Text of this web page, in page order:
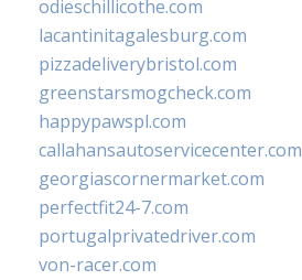
odieschillicothe.com
lacantinitagalesburg.com
pizzadeliverybristol.com
greenstarsmogcheck.com
happypawspl.com
callahansautoservicecenter.com
georgiascornermarket.com
perfectfit24-7.com
portugalprivatedriver.com
von-racer.com